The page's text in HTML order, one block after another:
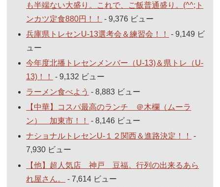
も半端ない大盛り。これで、ご飯普通盛り。(^^;ト
ンカツ定食880円！！
- 9,376 ビュー
兵庫県トレセンU-13選考会＆練習会！！
- 9,149 ビ
ュー
今年度北播トレセンメンバー（U-13)＆県トレ（U-
13)！！
- 9,132 ビュー
ラーメン食べよう - 8,883 ビュー
【中華】コスパ最高のランチ ＠木欄（ムーラ
ン） 加東市！！
- 8,146 ビュー
ナショナルトレセンU-１２関西＆進路決定！！
-
7,930 ビュー
【他】超人気店 神戸 豆福。行列の出来るあら
れ屋さん。
- 7,614 ビュー